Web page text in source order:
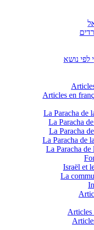
נושא
La Paracha de
La Paracha
La Paracha
La Paracha de
La Paracha
Israël et
La
Articles